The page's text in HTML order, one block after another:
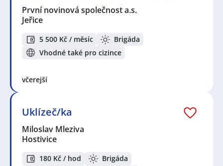
První novinová společnost a.s.
Jeřice
5 500 Kč / měsíc
Brigáda
Vhodné také pro cizince
včerejší
Uklízeč/ka
Miloslav Mleziva
Hostivice
180 Kč / hod
Brigáda